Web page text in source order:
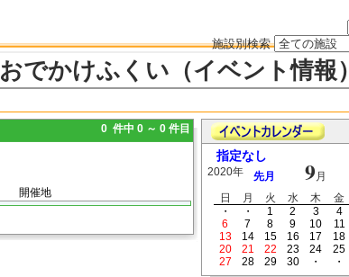
施設別検索
おでかけふくい（イベント情報）
0 件中 0 ～ 0 件目
開催地
指定なし
2020年 先月 9月
日
月 火 水 木 金
・
・ 1 2 3 4
6
7 8 9 10 11
13
14 15 16 17 18
20
21 22 23 24 25
27
28 29 30 ・ ・